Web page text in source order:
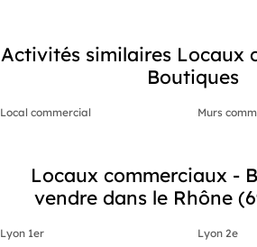
Activités similaires Locaux
Boutiques
Local commercial Murs
Locaux commerciaux -
vendre dans le Rhône
Lyon 1er Lyon 2e